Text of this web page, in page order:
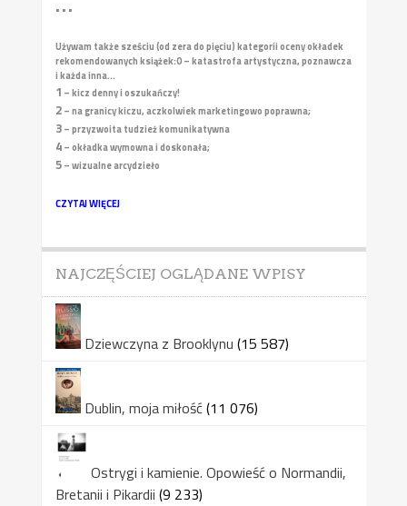
• • •
Używam także sześciu (od zera do pięciu) kategorii oceny okładek
rekomendowanych książek:0 – katastrofa artystyczna, poznawcza
i każda inna...
1 – kicz denny i oszukańczy!
2– na granicy kiczu, aczkolwiek marketingowo poprawna;
3– przyzwoita tudzież komunikatywna
4– okładka wymowna i doskonała;
5– wizualne arcydzieło
CZYTAJ WIĘCEJ
NAJCZĘŚCIEJ OGLĄDANE WPISY
Dziewczyna z Brooklynu (15 587)
Dublin, moja miłość(11 076)
Ostrygi i kamienie. Opowieść o Normandii,
Bretanii i Pikardii (9 233)